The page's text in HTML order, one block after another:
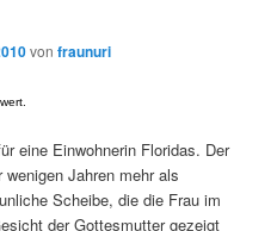
vonfraunuri
eine Einwohnerin Floridas. Der
Jahren mehr als
Scheibe, die die Frau im
der Gottesmutter gezeigt